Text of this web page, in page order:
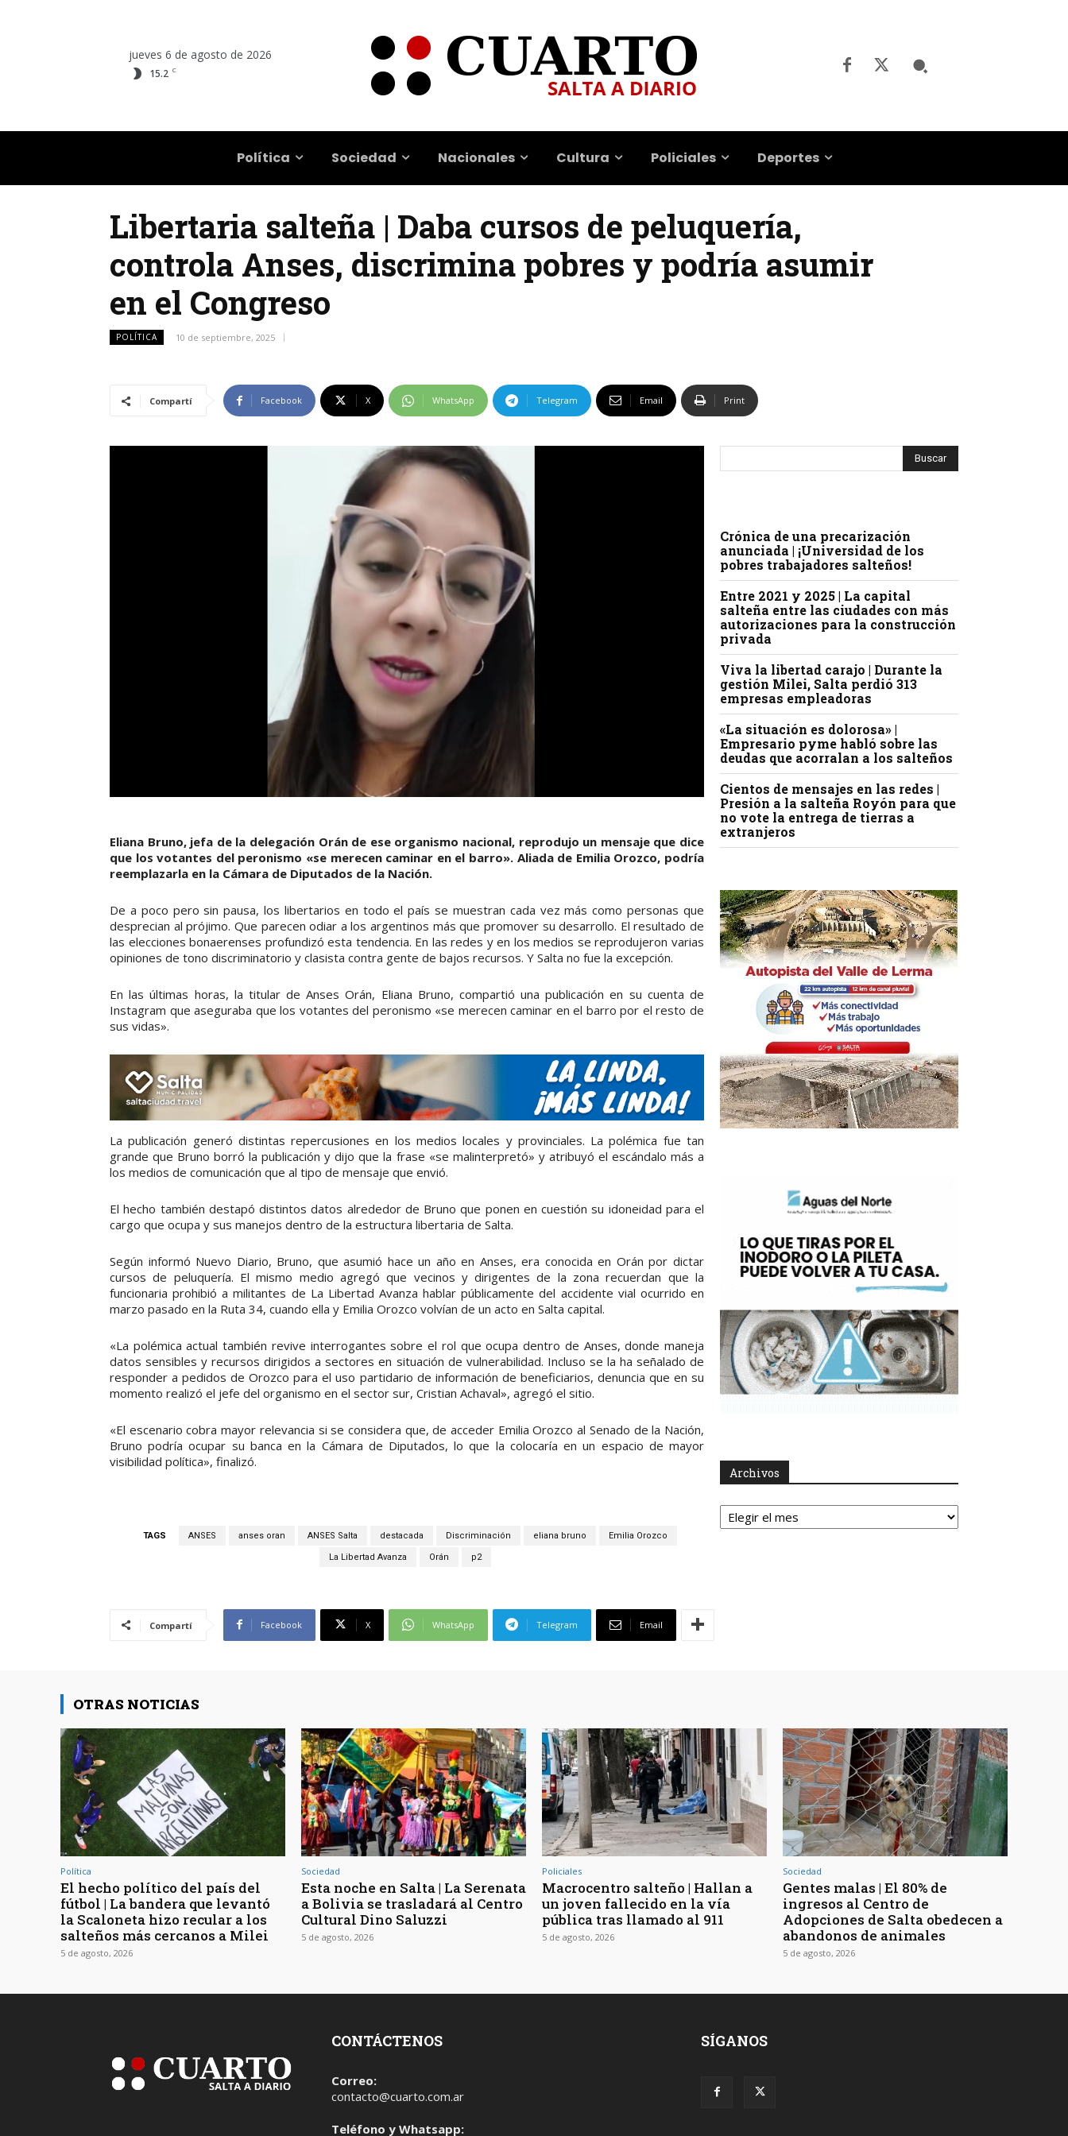
jueves 6 de agosto de 2026
15.2 C
Política Sociedad Nacionales Cultura Policiales Deportes
Libertaria salteña | Daba cursos de peluquería,
controla Anses, discrimina pobres y podría asumir
en el Congreso
POLÍTICA 10 de septiembre, 2025
Compartí Facebook X WhatsApp Telegram Email Print
Eliana Bruno, jefa de la delegación Orán de ese organismo nacional, reprodujo un mensaje que dice
que los votantes del peronismo «se merecen caminar en el barro». Aliada de Emilia Orozco, podría
reemplazarla en la Cámara de Diputados de la Nación.
De a poco pero sin pausa, los libertarios en todo el país se muestran cada vez más como personas que
desprecian al prójimo. Que parecen odiar a los argentinos más que promover su desarrollo. El resultado de
las elecciones bonaerenses profundizó esta tendencia. En las redes y en los medios se reprodujeron varias
opiniones de tono discriminatorio y clasista contra gente de bajos recursos. Y Salta no fue la excepción.
En las últimas horas, la titular de Anses Orán, Eliana Bruno, compartió una publicación en su cuenta de
Instagram que aseguraba que los votantes del peronismo «se merecen caminar en el barro por el resto de
sus vidas».
La publicación generó distintas repercusiones en los medios locales y provinciales. La polémica fue tan
grande que Bruno borró la publicación y dijo que la frase «se malinterpretó» y atribuyó el escándalo más a
los medios de comunicación que al tipo de mensaje que envió.
El hecho también destapó distintos datos alrededor de Bruno que ponen en cuestión su idoneidad para el
cargo que ocupa y sus manejos dentro de la estructura libertaria de Salta.
Según informó Nuevo Diario, Bruno, que asumió hace un año en Anses, era conocida en Orán por dictar
cursos de peluquería. El mismo medio agregó que vecinos y dirigentes de la zona recuerdan que la
funcionaria prohibió a militantes de La Libertad Avanza hablar públicamente del accidente vial ocurrido en
marzo pasado en la Ruta 34, cuando ella y Emilia Orozco volvían de un acto en Salta capital.
«La polémica actual también revive interrogantes sobre el rol que ocupa dentro de Anses, donde maneja
datos sensibles y recursos dirigidos a sectores en situación de vulnerabilidad. Incluso se la ha señalado de
responder a pedidos de Orozco para el uso partidario de información de beneficiarios, denuncia que en su
momento realizó el jefe del organismo en el sector sur, Cristian Achaval», agregó el sitio.
«El escenario cobra mayor relevancia si se considera que, de acceder Emilia Orozco al Senado de la Nación,
Bruno podría ocupar su banca en la Cámara de Diputados, lo que la colocaría en un espacio de mayor
visibilidad política», finalizó.
TAGS ANSES anses oran ANSES Salta destacada Discriminación eliana bruno Emilia Orozco
La Libertad Avanza Orán p2
Compartí Facebook X WhatsApp Telegram Email
Crónica de una precarización
anunciada | ¡Universidad de los
pobres trabajadores salteños!
Entre 2021 y 2025 | La capital
salteña entre las ciudades con más
autorizaciones para la construcción
privada
Viva la libertad carajo | Durante la
gestión Milei, Salta perdió 313
empresas empleadoras
«La situación es dolorosa» |
Empresario pyme habló sobre las
deudas que acorralan a los salteños
Cientos de mensajes en las redes |
Presión a la salteña Royón para que
no vote la entrega de tierras a
extranjeros
Archivos
Archivos
OTRAS NOTICIAS
Política
El hecho político del país del
fútbol | La bandera que levantó
la Scaloneta hizo recular a los
salteños más cercanos a Milei
5 de agosto, 2026
Sociedad
Esta noche en Salta | La Serenata
a Bolivia se trasladará al Centro
Cultural Dino Saluzzi
5 de agosto, 2026
Policiales
Macrocentro salteño | Hallan a
un joven fallecido en la vía
pública tras llamado al 911
5 de agosto, 2026
Sociedad
Gentes malas | El 80% de
ingresos al Centro de
Adopciones de Salta obedecen a
abandonos de animales
5 de agosto, 2026
CONTÁCTENOS
Correo:
contacto@cuarto.com.ar
Teléfono y Whatsapp:
SÍGANOS